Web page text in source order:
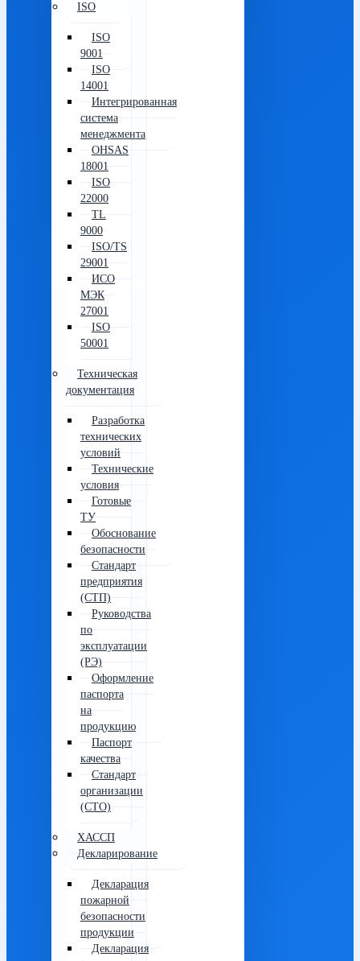
ISO
ISO
9001
ISO
14001
Интегрированная
система
менеджмента
OHSAS
18001
ISO
22000
TL
9000
ISO/TS
29001
ИСО
МЭК
27001
ISO
50001
Техническая
документация
Разработка
технических
условий
Технические
условия
Готовые
ТУ
Обоснование
безопасности
Стандарт
предприятия
(СТП)
Руководства
по
эксплуатации
(РЭ)
Оформление
паспорта
на
продукцию
Паспорт
качества
Стандарт
организации
(СТО)
ХАССП
Декларирование
Декларация
пожарной
безопасности
продукции
Декларация